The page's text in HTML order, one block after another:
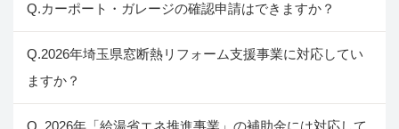
Q.カーポート・ガレージの確認申請はできますか？
Q.2026年埼玉県窓断熱リフォーム支援事業に対応してい
ますか？
Q. 2026年「給湯省エネ推進事業」の補助金には対応して